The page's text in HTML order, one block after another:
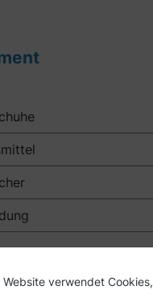
Website verwendet Cookies,